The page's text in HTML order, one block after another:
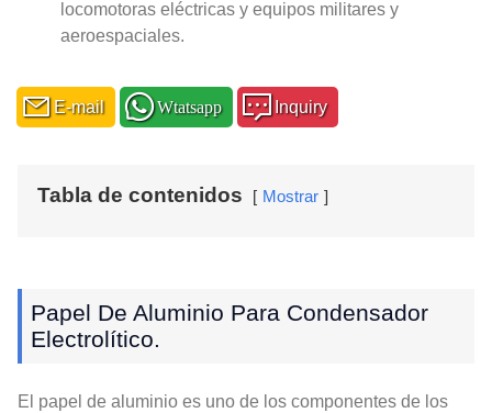
locomotoras eléctricas y equipos militares y
aeroespaciales.
E-mail Wtatsapp Inquiry
Tabla de contenidos Mostrar
Papel De Aluminio Para Condensador
Electrolítico.
El papel de aluminio es uno de los componentes de los